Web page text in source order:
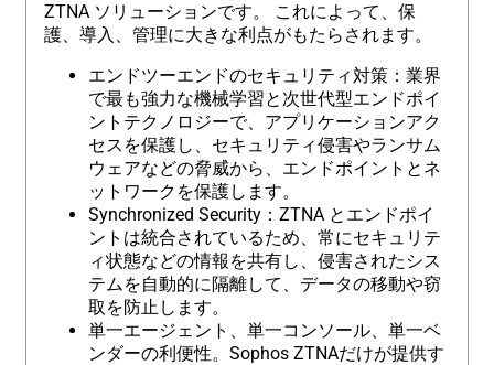
ZTNA ソリューションです。 これによって、保
護、導入、管理に大きな利点がもたらされます。
エンドツーエンドのセキュリティ対策：業界
で最も強力な機械学習と次世代型エンドポイ
ントテクノロジーで、アプリケーションアク
セスを保護し、セキュリティ侵害やランサム
ウェアなどの脅威から、エンドポイントとネ
ットワークを保護します。
Synchronized Security：ZTNA とエンドポイ
ントは統合されているため、常にセキュリテ
ィ状態などの情報を共有し、侵害されたシス
テムを自動的に隔離して、データの移動や窃
取を防止します。
単一エージェント、単一コンソール、単一ベ
ンダーの利便性。Sophos ZTNAだけが提供す